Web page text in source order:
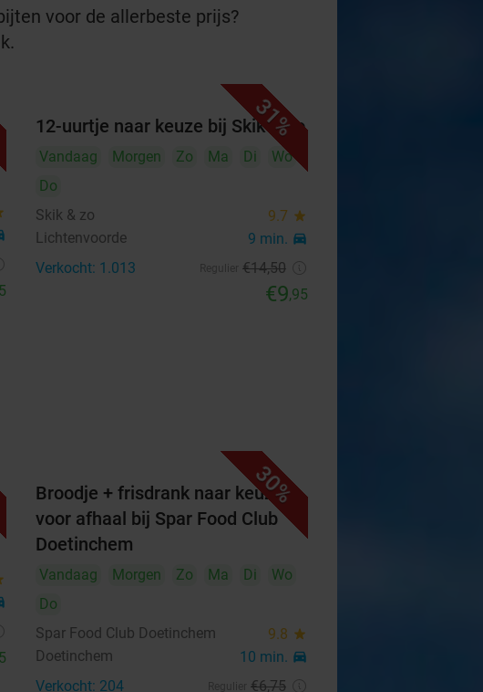
voor de allerbeste prijs?
31%
12-uurtje naar keuze bij Skik & zo
Vandaag Morgen Zo Ma Di
Wo
Do
Skik & zo
9.7 star
Lichtenvoorde 9 min. directions_car
Verkocht: 1.013 €14,50
€9,95
30%
Broodje + frisdrank naar keuze
voor afhaal bij Spar Food Club
Doetinchem
Vandaag Morgen Zo Ma Di
Wo
Do
Spar Food Club Doetinchem
9.8 star
Doetinchem 10 min. directions_car
Verkocht: 204 €6,75